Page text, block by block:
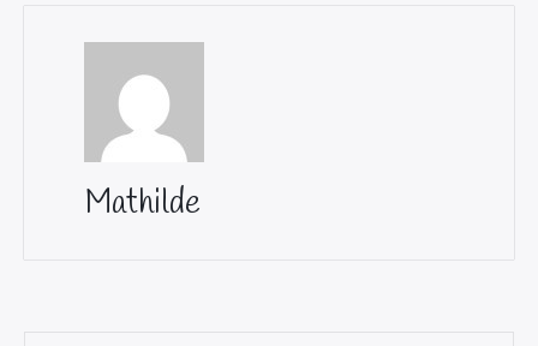
Mathilde